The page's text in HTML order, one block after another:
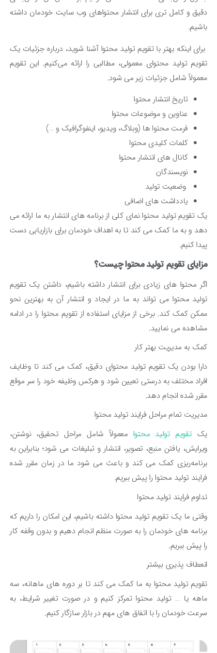
و کامل ‌تری برای انتشار محتواهای وب سایت خودمان داشته
اینکه بهتر با تقویم تولید محتوا آشنا شوید، درباره جزئیات یک
تولید محتوای معمولی، مطالبی را ارائه می‌کنیم. این تقویم
شامل جزئیات زیر می ‌شود.
تاریخ انتشار محتوا
عناوین و موضوعات محتوا
فرمت محتوا ها (وبلاگ، ویدیو، اینفوگرافیک و …)
کلمات کلیدی محتوا
کانال‌ های انتشار محتوا
نویسندگان
وضعیت تولید
یادداشت‌ های اضافی
تقویم تولید محتوا نمای کلی از برنامه ‌های انتشار به ما ارائه می
و به ما کمک می ‌کند تا به اهداف خودمان برای بازاریابی دست
کنیم.
تقویم تولید محتوا چیست؟
محتوا های زیادی برای انتشار داشته باشیم، داشتن یک تقویم
محتوا می ‌تواند به ما در ایجاد و انتشار آن به بهترین نحو
کمک کند. برخی از مزایای استفاده از تقویم محتوا را در ادامه
می ‌نمایید.
به مدیریت بهتر کار
بودن یک تقویم تولید محتوای دقیق، کمک می ‌کند تا وظایف
مختلف به درستی تعیین شود و هرکس وظیفه خود را سر موقع
شده انجام دهد.
تمام مراحل فرایند تولید محتوا
تقویم تولید محتوامعمولاً شامل مراحل تحقیق، نوشتن،
یافتن منبع، تصویر، انتشار و تبلیغات می ‌شود؛ بنابراین به
کمک می ‌کند و باعث می شود ما در زمان مقرر شده
تولید محتوا را پیش ببریم.
فرایند تولید محتوا
ما یک تقویم تولید محتوا داشته باشیم، این امکان را داریم که
‌های خودمان را به صورت منظم انجام دهیم و بدون وقفه کار
پیش ببریم.
پذیری بیشتر
تولید محتوا به ما کمک می ‌کند تا بر دوره‌ های ماهانه، سه
یا … تولید محتوا تمرکز کنیم و در صورت تغییر شرایط، به
خودمان را با اتفاق‌ های مهم در بازار سازگار کنیم.